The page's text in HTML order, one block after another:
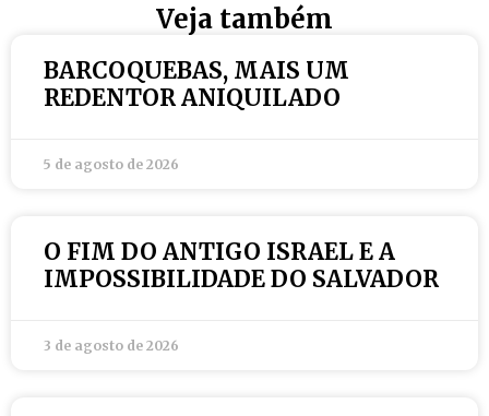
Veja também
BARCOQUEBAS, MAIS UM
REDENTOR ANIQUILADO
5 de agosto de 2026
O FIM DO ANTIGO ISRAEL E A
IMPOSSIBILIDADE DO SALVADOR
3 de agosto de 2026